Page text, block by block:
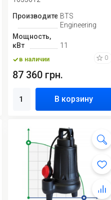
ПроизводительBTS
Engineering
Мощность,
кВт
11
в наличии 0
87 360 грн.
В корзину